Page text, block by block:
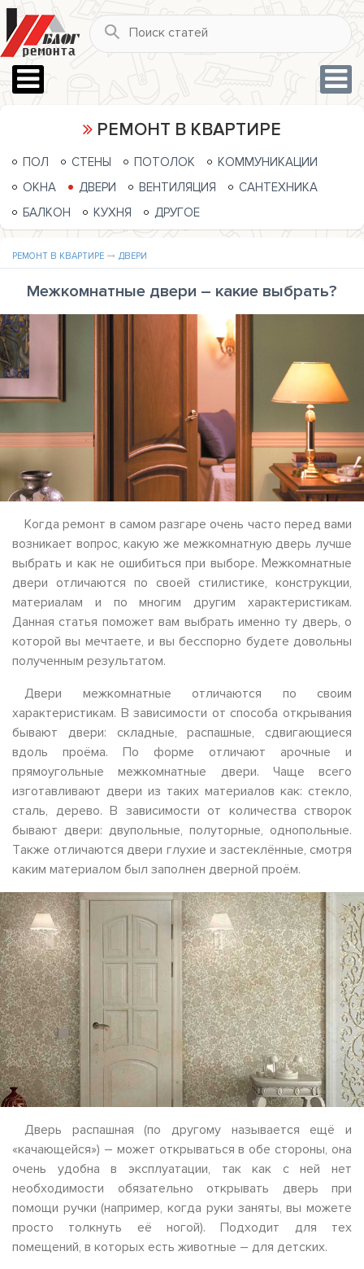
РЕМОНТ В КВАРТИРЕ
ПОЛ СТЕНЫ ПОТОЛОК
КОММУНИКАЦИИ
ОКНА
ДВЕРИ ВЕНТИЛЯЦИЯ
САНТЕХНИКА
БАЛКОН
КУХНЯ ДРУГОЕ
РЕМОНТ В КВАРТИРЕ ДВЕРИ
Межкомнатные двери – какие выбрать?
Когда ремонт в самом разгаре очень часто перед вами
возникает вопрос, какую же межкомнатную дверь лучше
выбрать и как не ошибиться при выборе. Межкомнатные
двери отличаются по своей стилистике, конструкции,
материалам и по многим другим характеристикам.
Данная статья поможет вам выбрать именно ту дверь, о
которой вы мечтаете, и вы бесспорно будете довольны
полученным результатом.
Двери межкомнатные отличаются по своим
характеристикам. В зависимости от способа открывания
бывают двери: складные, распашные, сдвигающиеся
вдоль проёма. По форме отличают арочные и
прямоугольные межкомнатные двери. Чаще всего
изготавливают двери из таких материалов как: стекло,
сталь, дерево. В зависимости от количества створок
бывают двери: двупольные, полуторные, однопольные.
Также отличаются двери глухие и застеклённые, смотря
каким материалом был заполнен дверной проём.
Дверь распашная (по другому называется ещё и
«качающейся») – может открываться в обе стороны, она
очень удобна в эксплуатации, так как с ней нет
необходимости обязательно открывать дверь при
помощи ручки (например, когда руки заняты, вы можете
просто толкнуть её ногой). Подходит для тех
помещений, в которых есть животные – для детских.